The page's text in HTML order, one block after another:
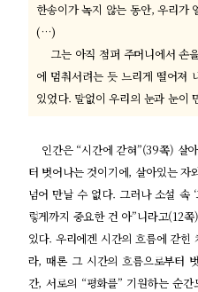
한송이가 녹지 않는 동안, 우리가
(…)
그는 아직 점퍼 주머니에서 손
에 멈춰서려는 듯 느리게 떨어져
있었다. 말없이 우리의 눈과 눈이
인간은 “시간에 갇혀”(39쪽) 살
터 벗어나는 것이기에, 살아있는
넘어 만날 수 없다. 그러나 소설 속
렇게까지 중요한 건 아”니라고(12
있다. 우리에겐 시간의 흐름에 갇
라, 때론 그 시간의 흐름으로부터
간, 서로의 “평화를” 기원하는 순